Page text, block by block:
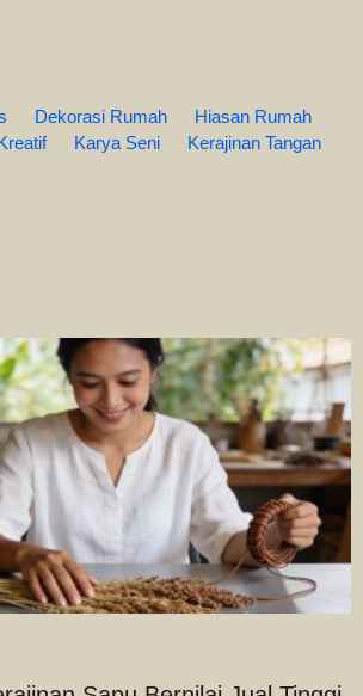
Dekorasi Rumah
Hiasan Rumah
Karya Seni Kerajinan Tangan